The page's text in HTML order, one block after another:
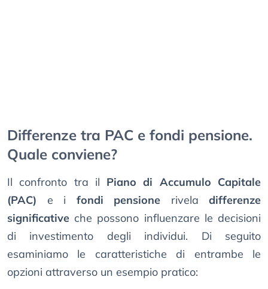
Differenze tra PAC e fondi pensione.
Quale conviene?
Il confronto tra il Piano di Accumulo Capitale
(PAC) e i fondi pensione rivela differenze
significative che possono influenzare le decisioni
di investimento degli individui. Di seguito
esaminiamo le caratteristiche di entrambe le
opzioni attraverso un esempio pratico: